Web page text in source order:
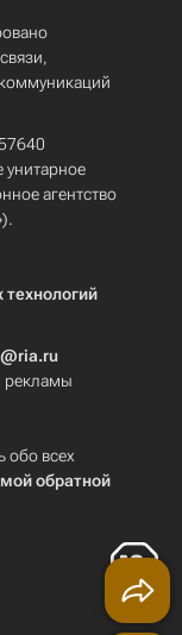
унитарное
агентство
рекламы
обо всех
обратной